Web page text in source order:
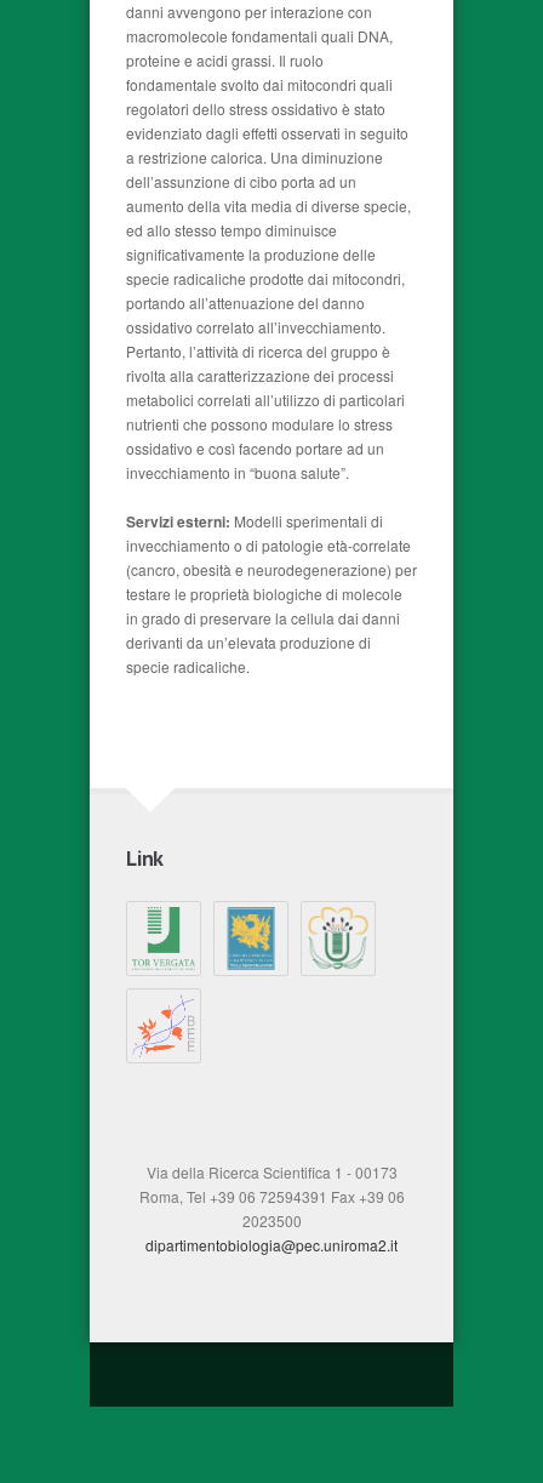
danni avvengono per interazione con
macromolecole fondamentali quali DNA,
proteine e acidi grassi. Il ruolo
fondamentale svolto dai mitocondri quali
regolatori dello stress ossidativo è stato
evidenziato dagli effetti osservati in seguito
a restrizione calorica. Una diminuzione
dell’assunzione di cibo porta ad un
aumento della vita media di diverse specie,
ed allo stesso tempo diminuisce
significativamente la produzione delle
specie radicaliche prodotte dai mitocondri,
portando all’attenuazione del danno
ossidativo correlato all’invecchiamento.
Pertanto, l’attività di ricerca del gruppo è
rivolta alla caratterizzazione dei processi
metabolici correlati all’utilizzo di particolari
nutrienti che possono modulare lo stress
ossidativo e così facendo portare ad un
invecchiamento in “buona salute”.
Servizi esterni: Modelli sperimentali di
invecchiamento o di patologie età-correlate
(cancro, obesità e neurodegenerazione) per
testare le proprietà biologiche di molecole
in grado di preservare la cellula dai danni
derivanti da un’elevata produzione di
specie radicaliche.
Link
Via della Ricerca Scientifica 1 - 00173
Roma, Tel +39 06 72594391 Fax +39 06
2023500
dipartimentobiologia@pec.uniroma2.it